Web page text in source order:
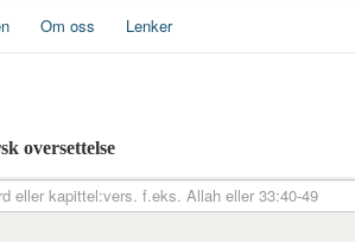
Om oss Lenker
oversettelse